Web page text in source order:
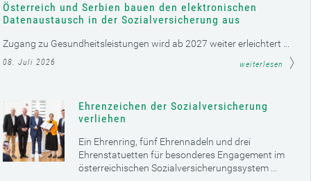
Österreich und Serbien bauen den elektronischen
Datenaustausch in der Sozialversicherung aus
Zugang zu Gesundheitsleistungen wird ab 2027 weiter erleichtert ...
08. Juli 2026 weiterlesen
Ehrenzeichen der Sozialversicherung
verliehen
Ein Ehrenring, fünf Ehrennadeln und drei
Ehrenstatuetten für besonderes Engagement im
österreichischen Sozialversicherungssystem ...